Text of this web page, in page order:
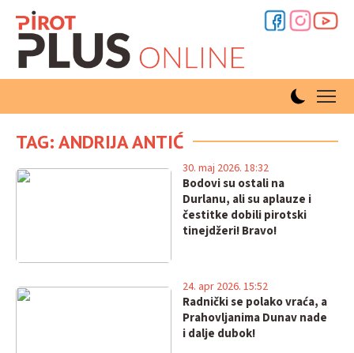
TAG: ANDRIJA ANTIĆ
Bodovi su ostali na
Durlanu, ali su aplauze i
čestitke dobili pirotski
tinejdžeri! Bravo!
30. maj 2026. 18:32
Radnički se polako vraća, a
Prahovljanima Dunav nade
i dalje dubok!
24. apr 2026. 15:52